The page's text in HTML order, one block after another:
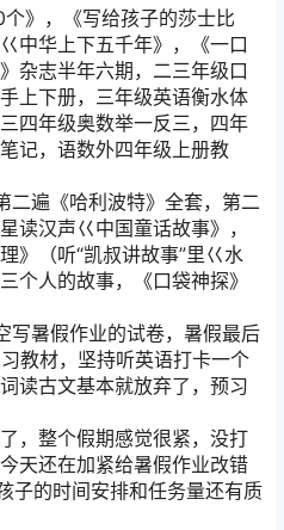
》，《写给孩子的莎士比
中华上下五千年》，《一口
杂志半年六期，二三年级口
上下册，三年级英语衡水体
四年级奥数举一反三，四年
记，语数外四年级上册教
二遍《哈利波特》全套，第二
读汉声巜中国童话故事》，
》（听“凯叔讲故事”里巜水
个人的故事，《口袋神探》
写暑假作业的试卷，暑假最后
教材，坚持听英语打卡一个
读古文基本就放弃了，预习
，整个假期感觉很紧，没打
天还在加紧给暑假作业改错
子的时间安排和任务量还有质